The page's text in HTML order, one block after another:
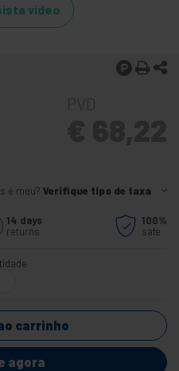
vídeo
é meu? Verifique tipo de taxa
14 days
returns
100%
safe
carrinho
agora